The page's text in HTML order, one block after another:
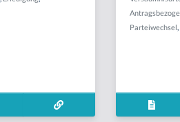
Parteiwechsel,